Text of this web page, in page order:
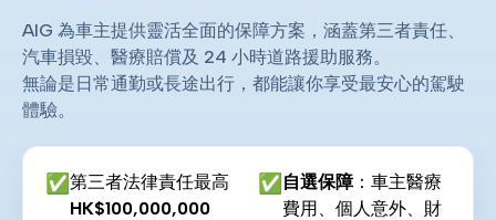
AIG 為車主提供靈活全面的保障方案，涵蓋第三者責任、
汽車損毀、醫療賠償及 24 小時道路援助服務。
無論是日常通勤或長途出行，都能讓你享受最安心的駕駛
體驗。
✅第三者法律責任最高
HK$100,000,000
✅ 自選保障：車主醫療
費用、個人意外、財